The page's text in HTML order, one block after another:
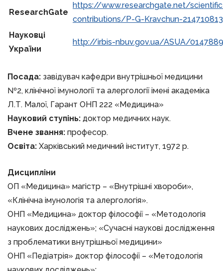
ResearchGate
https://www.researchgate.net/
contributions/P-G-Kravchun-
Науковці
України
http://irbis-nbuv.gov.ua/ASUA/0147889
Посада: завідувач кафедри внутрішньої медицини
№2, клінічної імунології та алергології імені академіка
Л.Т. Малої, Гарант ОНП 222 «Медицина»
Науковий ступінь: доктор медичних наук.
Вчене звання: професор.
Освіта: Харківський медичний інститут, 1972 р.
Дисципліни
ОП «Медицина» магістр – «Внутрішні хвороби»,
«Клінічна імунологія та алергологія».
ОНП «Медицина» доктор філософії – «Методологія
наукових досліджень»; «Сучасні наукові дослідження
з проблематики внутрішньої медицини»
ОНП «Педіатрія» доктор філософії – «Методологія